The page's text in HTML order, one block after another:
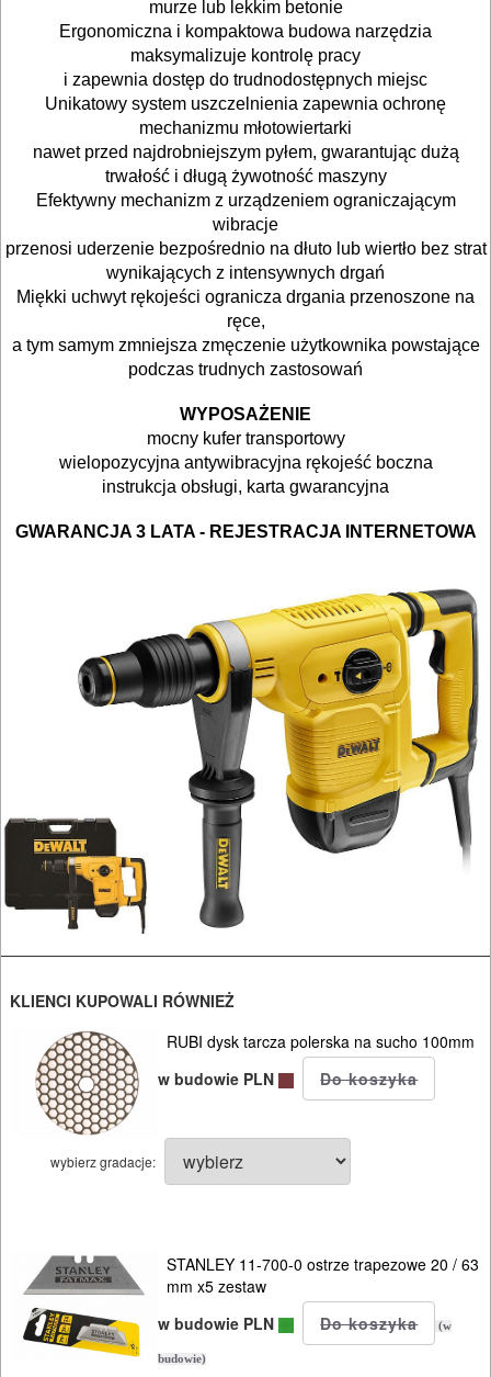
BUDOWLANE
MASZYNY
NARZĘDZIA
BRUKARSKIE
OBRÓBKA
DREWNA
OBRÓBKA
METALU
WARSZTATOWE
NARZĘDZIA
OSPRZĘT
INSTALACYJNE,
PALNIKI
PNEUMATYCZNE
KOMPRESORY
NARZĘDZIA
SPAWALNICTWO
URZĄDZENIA
ROZRUCHOWE
PROSTOWNIKI
OSPRZĘT
AGREGATY
PRĄDOWE
BHP
SPRZĘT
murze lub lekkim betonie
Ergonomiczna i kompaktowa budowa narzędzia
maksymalizuje kontrolę pracy
i zapewnia dostęp do trudnodostępnych miejsc
Unikatowy system uszczelnienia zapewnia ochronę
mechanizmu młotowiertarki
nawet przed najdrobniejszym pyłem, gwarantując dużą
trwałość i długą żywotność maszyny
Efektywny mechanizm z urządzeniem ograniczającym
wibracje
przenosi uderzenie bezpośrednio na dłuto lub wiertło bez strat
wynikających z intensywnych drgań
Miękki uchwyt rękojeści ogranicza drgania przenoszone na
ręce,
a tym samym zmniejsza zmęczenie użytkownika powstające
podczas trudnych zastosowań
WYPOSAŻENIE
mocny kufer transportowy
wielopozycyjna antywibracyjna rękojeść boczna
instrukcja obsługi, karta gwarancyjna
GWARANCJA 3 LATA - REJESTRACJA INTERNETOWA
KLIENCI KUPOWALI RÓWNIEŻ
RUBI dysk tarcza polerska na sucho 100mm
w budowie PLN
wybierz gradacje:
STANLEY 11-700-0 ostrze trapezowe 20 / 63
mm x5 zestaw
w budowie PLN
(w
budowie)